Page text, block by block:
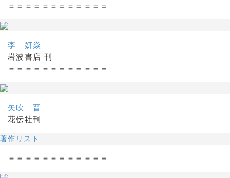
＝＝＝＝＝＝＝＝＝＝＝＝
李 妍焱
岩波書店 刊
＝＝＝＝＝＝＝＝＝＝＝＝
矢吹 晋
花伝社刊
著作リスト
＝＝＝＝＝＝＝＝＝＝＝＝